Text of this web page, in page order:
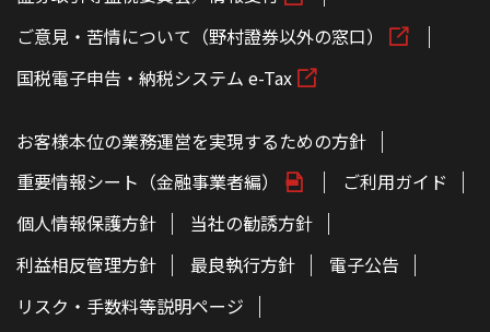
ご意見・苦情について（野村證券以外の窓口）
国税電子申告・納税システム e-Tax
お客様本位の業務運営を実現するための方針
重要情報シート（金融事業者編）
ご利用ガイド
個人情報保護方針
当社の勧誘方針
利益相反管理方針
最良執行方針
電子公告
リスク・手数料等説明ページ